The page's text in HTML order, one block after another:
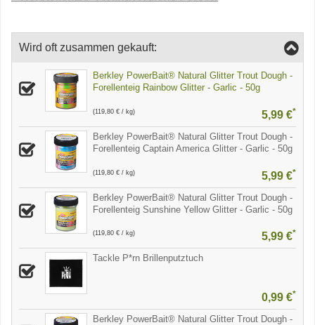
Wird oft zusammen gekauft:
Berkley PowerBait® Natural Glitter Trout Dough -
Forellenteig Rainbow Glitter - Garlic - 50g
(119,80 € / kg) 5,99 €*
Berkley PowerBait® Natural Glitter Trout Dough -
Forellenteig Captain America Glitter - Garlic - 50g
(119,80 € / kg) 5,99 €*
Berkley PowerBait® Natural Glitter Trout Dough -
Forellenteig Sunshine Yellow Glitter - Garlic - 50g
(119,80 € / kg) 5,99 €*
Tackle P*rn Brillenputztuch
0,99 €*
Berkley PowerBait® Natural Glitter Trout Dough -